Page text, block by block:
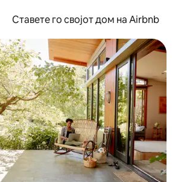
Ставете го својот дом на Airbnb